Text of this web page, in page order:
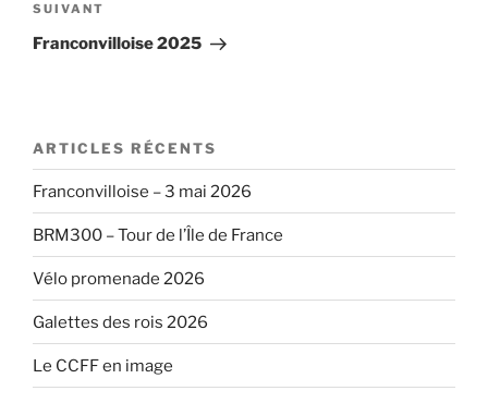
Article
suivant
SUIVANT
Franconvilloise 2025
ARTICLES RÉCENTS
Franconvilloise – 3 mai 2026
BRM300 – Tour de l’Île de France
Vélo promenade 2026
Galettes des rois 2026
Le CCFF en image